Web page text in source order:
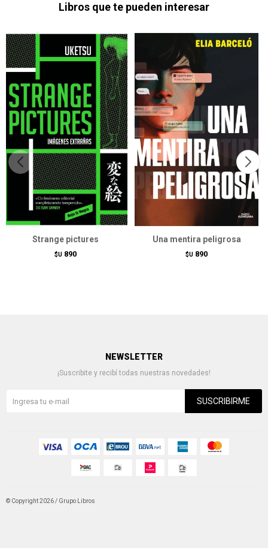
Libros que te pueden interesar
Strange pictures
$U 890
Una mentira peligrosa
$U 890
NEWSLETTER
¡Suscribite y recibí todas nuestras novedades!
SUSCRIBIRME
© Copyright 2026 / Grupo Libros